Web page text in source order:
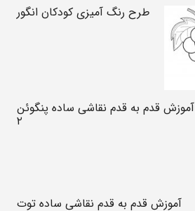
طرح رنگ آمیزی کودکان انگور
آموزش قدم به قدم نقاشی ساده پنگوئن
۲
آموزش قدم به قدم نقاشی ساده توت